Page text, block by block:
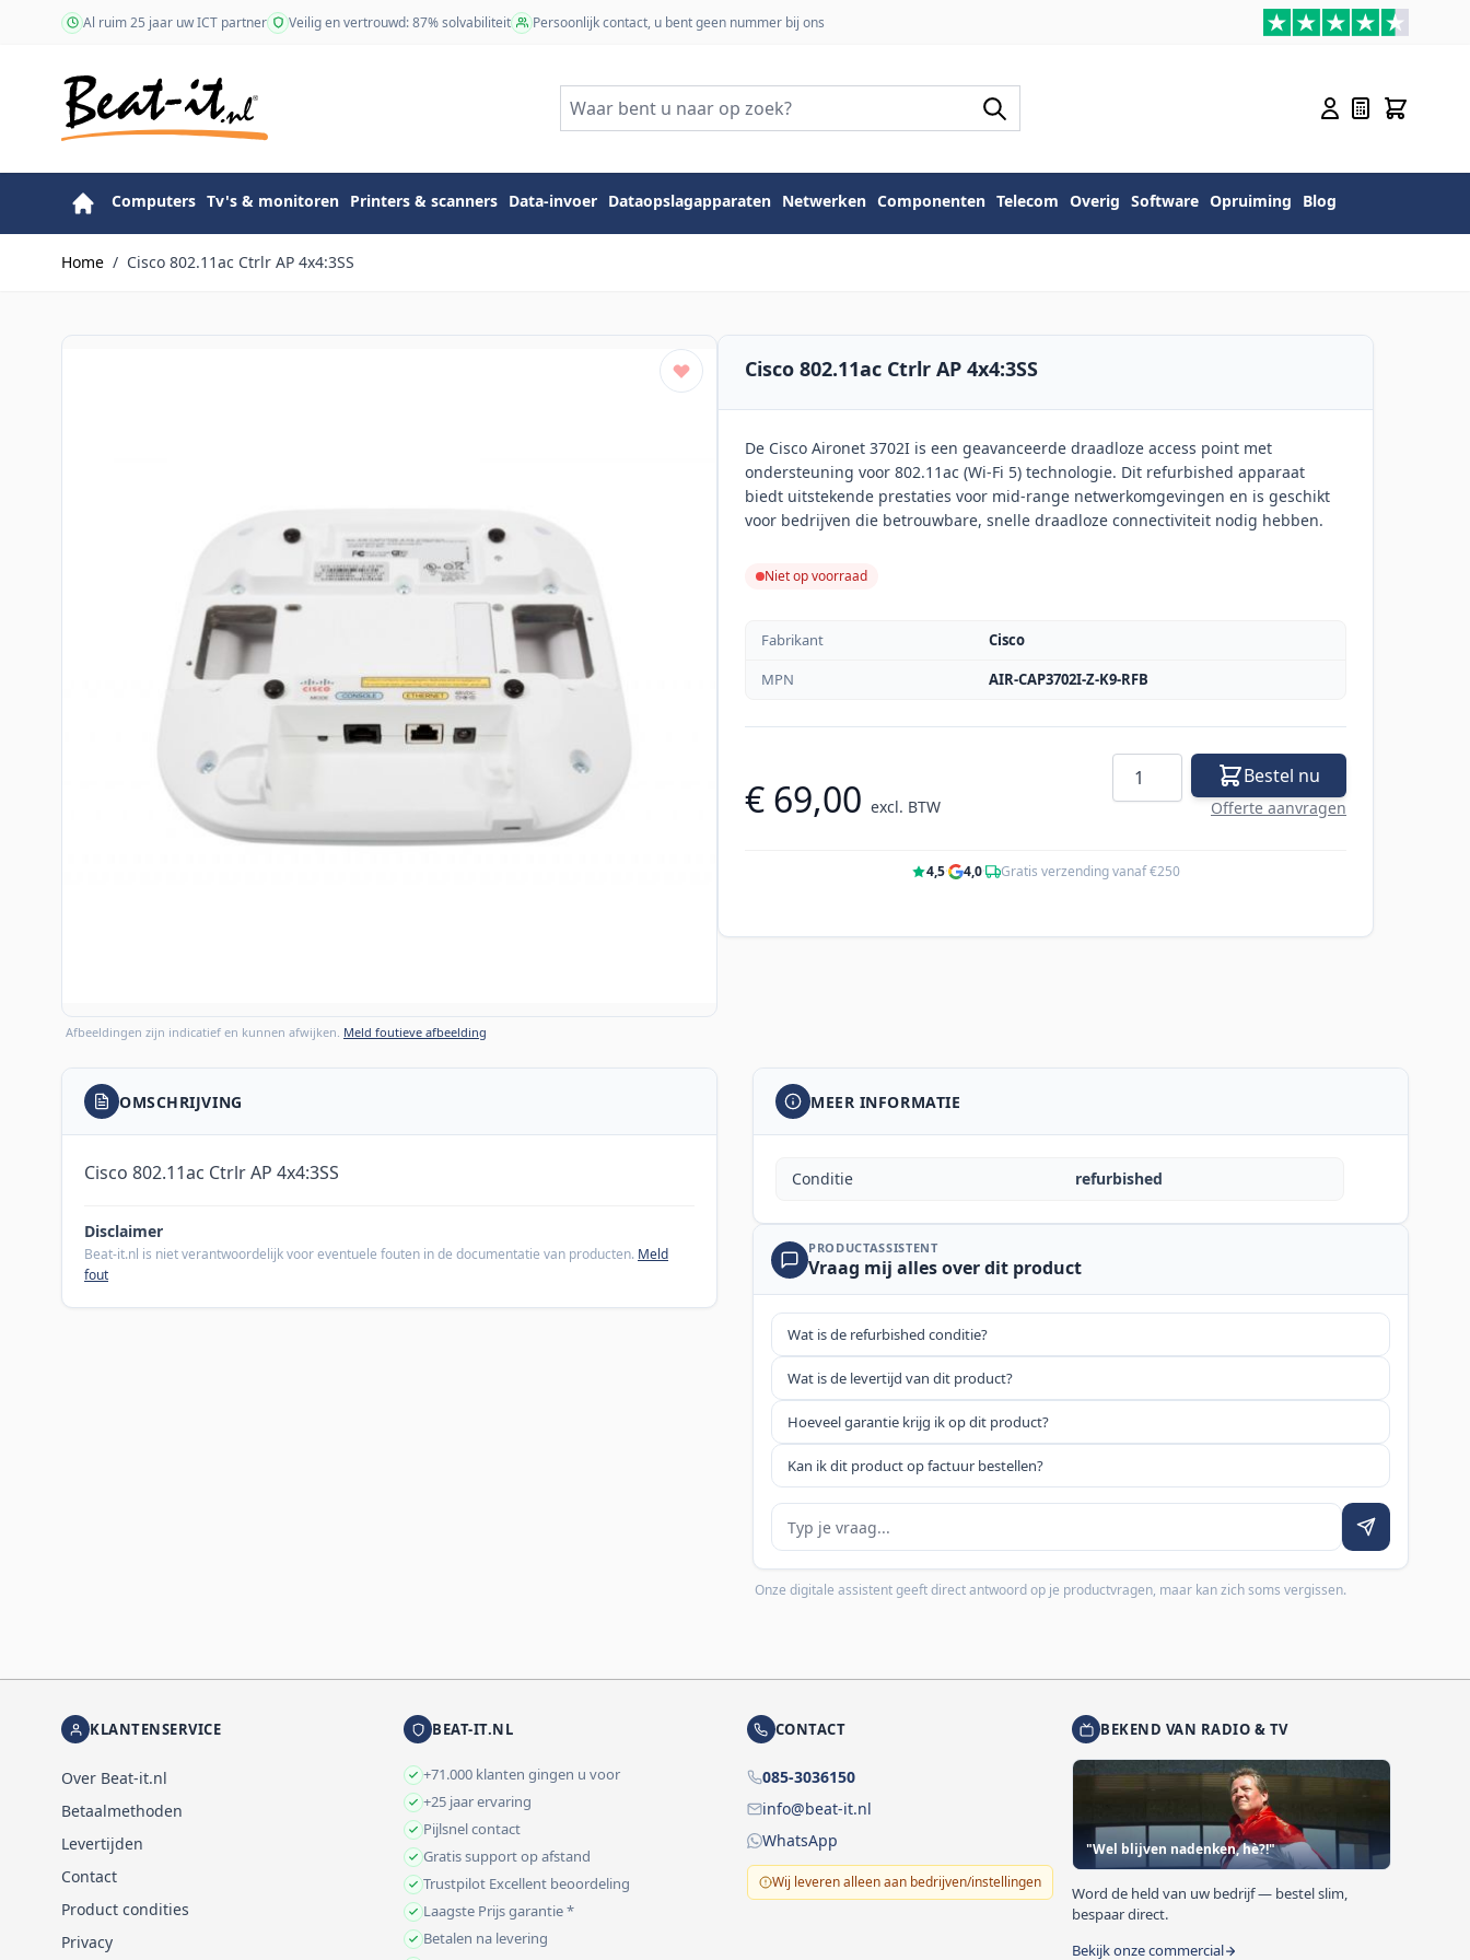
Ga naar de inhoudAl ruim 25 jaar uw ICT partner Veilig en vertrouwd: 87% solvabiliteit Persoonlijk contact, u bent geen nummer bij ons
Computers Tv's & monitoren Printers & scanners Data-invoer Dataopslagapparaten Netwerken Componenten Telecom Overig Software Opruiming Blog
Home / Cisco 802.11ac Ctrlr AP 4x4:3SS
Afbeeldingen zijn indicatief en kunnen afwijken. Meld foutieve afbeelding
Cisco 802.11ac Ctrlr AP 4x4:3SS
De Cisco Aironet 3702I is een geavanceerde draadloze access point met
ondersteuning voor 802.11ac (Wi-Fi 5) technologie. Dit refurbished apparaat
biedt uitstekende prestaties voor mid-range netwerkomgevingen en is geschikt
voor bedrijven die betrouwbare, snelle draadloze connectiviteit nodig hebben.
Niet op voorraad
Fabrikant
Cisco
MPN
AIR-CAP3702I-Z-K9-RFB
€ 69,00 excl. BTW
Aantal Bestel nu
Offerte aanvragen
4,5· 4,0· Gratis verzending vanaf €250
OMSCHRIJVING
Cisco 802.11ac Ctrlr AP 4x4:3SS
Disclaimer
Beat-it.nl is niet verantwoordelijk voor eventuele fouten in de documentatie van producten. Meld
fout
MEER INFORMATIE
Conditie refurbished
PRODUCTASSISTENT
Vraag mij alles over dit product
Wat is de refurbished conditie?
Wat is de levertijd van dit product?
Hoeveel garantie krijg ik op dit product?
Kan ik dit product op factuur bestellen?
Je vraag
Onze digitale assistent geeft direct antwoord op je productvragen, maar kan zich soms vergissen.
KLANTENSERVICE
Over Beat-it.nl
Betaalmethoden
Levertijden
Contact
Product condities
Privacy
BEAT-IT.NL
+71.000 klanten gingen u voor
+25 jaar ervaring
Pijlsnel contact
Gratis support op afstand
Trustpilot Excellent beoordeling
Laagste Prijs garantie *
Betalen na levering
CONTACT
085-3036150
info@beat-it.nl
WhatsApp
Wij leveren alleen aan bedrijven/instellingen
BEKEND VAN RADIO & TV
"Wel blijven nadenken, hè?!"
Word de held van uw bedrijf — bestel slim,
bespaar direct.
Bekijk onze commercial